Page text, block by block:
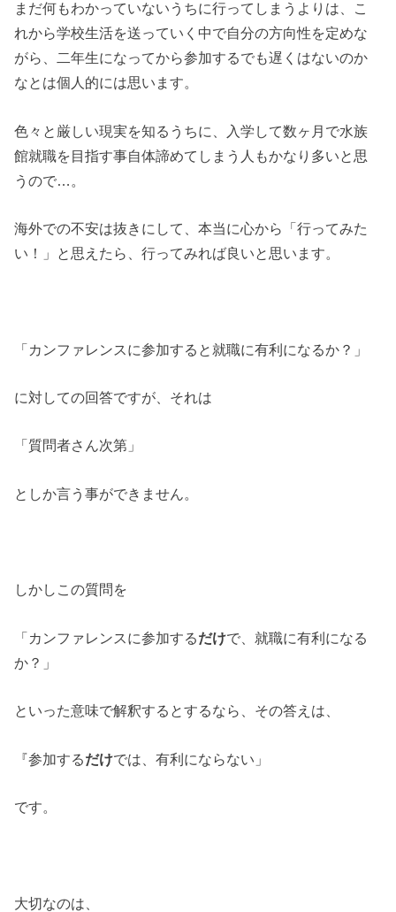
まだ何もわかっていないうちに行ってしまうよりは、こ
れから学校生活を送っていく中で自分の方向性を定めな
がら、二年生になってから参加するでも遅くはないのか
なとは個人的には思います。
色々と厳しい現実を知るうちに、入学して数ヶ月で水族
館就職を目指す事自体諦めてしまう人もかなり多いと思
うので…。
海外での不安は抜きにして、本当に心から「行ってみた
い！」と思えたら、行ってみれば良いと思います。
「カンファレンスに参加すると就職に有利になるか？」
に対しての回答ですが、それは
「質問者さん次第」
としか言う事ができません。
しかしこの質問を
「カンファレンスに参加するだけで、就職に有利になる
か？」
といった意味で解釈するとするなら、その答えは、
『参加するだけでは、有利にならない」
です。
大切なのは、